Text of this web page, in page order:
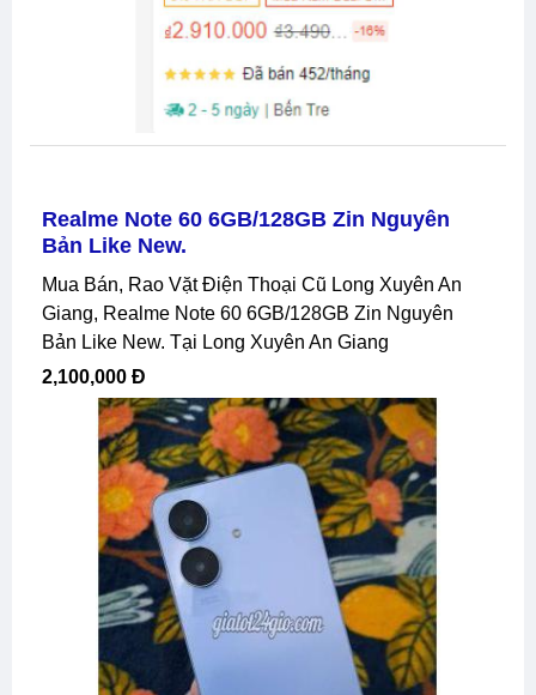
Realme Note 60 6GB/128GB Zin Nguyên
Bản Like New.
Mua Bán, Rao Vặt Điện Thoại Cũ Long Xuyên An
Giang, Realme Note 60 6GB/128GB Zin Nguyên
Bản Like New. Tại Long Xuyên An Giang
2,100,000 Đ